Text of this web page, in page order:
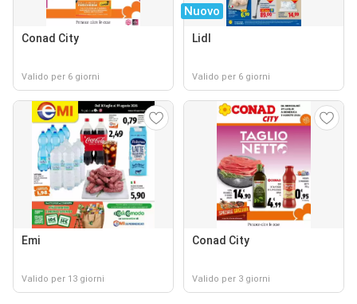
Conad City
Valido per 6 giorni
Nuovo
Lidl
Valido per 6 giorni
Emi
Valido per 13 giorni
Conad City
Valido per 3 giorni